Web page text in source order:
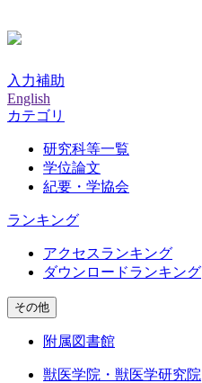
入力補助
English
カテゴリ
研究科等一覧
学位論文
紀要・学協会
ランキング
アクセスランキング
ダウンロードランキング
その他
附属図書館
獣医学院・獣医学研究院